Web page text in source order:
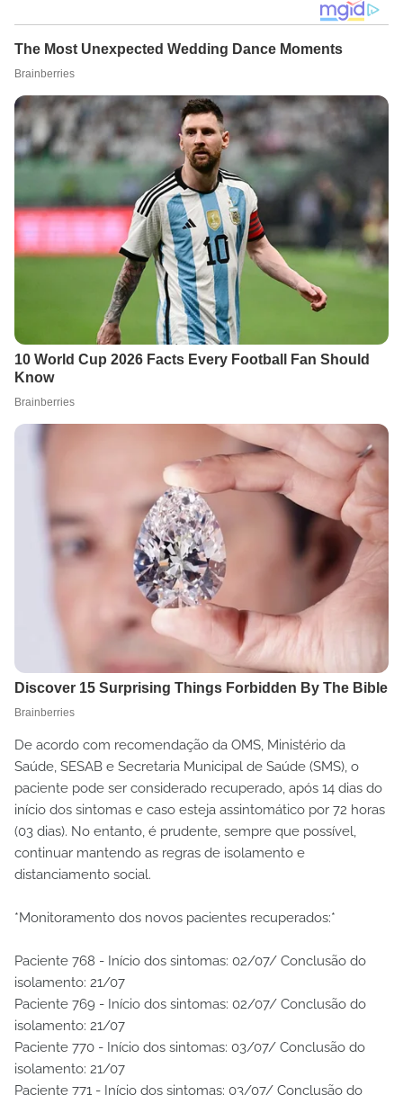
De acordo com recomendação da OMS, Ministério da
Saúde, SESAB e Secretaria Municipal de Saúde (SMS), o
paciente pode ser considerado recuperado, após 14 dias do
início dos sintomas e caso esteja assintomático por 72 horas
(03 dias). No entanto, é prudente, sempre que possível,
continuar mantendo as regras de isolamento e
distanciamento social.
*Monitoramento dos novos pacientes recuperados:*
Paciente 768 - Início dos sintomas: 02/07/ Conclusão do
isolamento: 21/07
Paciente 769 - Início dos sintomas: 02/07/ Conclusão do
isolamento: 21/07
Paciente 770 - Início dos sintomas: 03/07/ Conclusão do
isolamento: 21/07
Paciente 771 - Início dos sintomas: 03/07/ Conclusão do